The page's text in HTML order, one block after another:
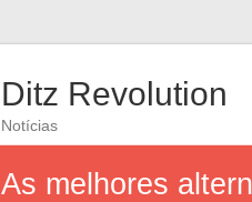
Ditz Revolution
Notícias
As melhores